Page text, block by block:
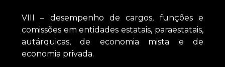
VIII – desempenho de cargos, funções e
comissões em entidades estatais, paraestatais,
autárquicas, de economia mista e de
economia privada.